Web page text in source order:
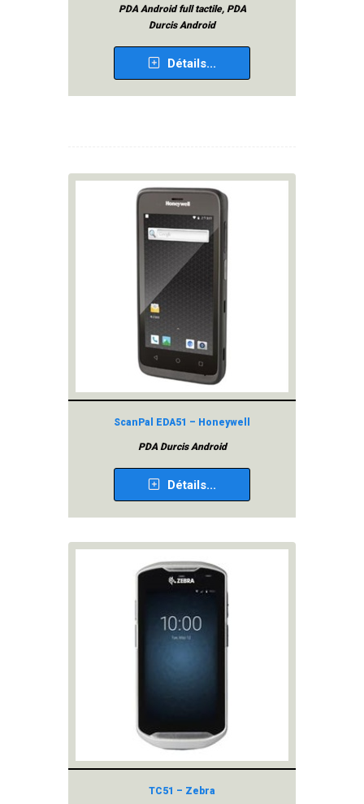
PDA Android full tactile, PDA
Durcis Android
Détails...
ScanPal EDA51 – Honeywell
PDA Durcis Android
Détails...
TC51 – Zebra